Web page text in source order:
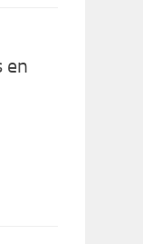
en